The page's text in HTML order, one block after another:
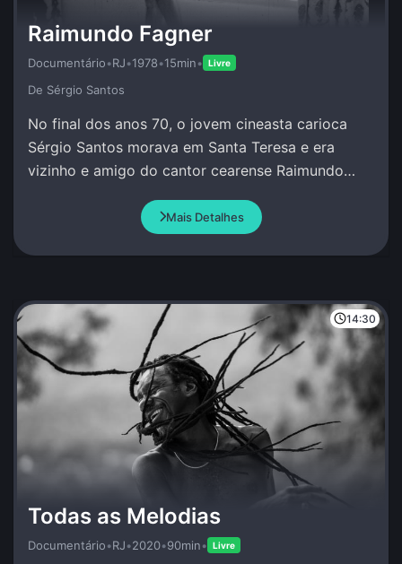
Raimundo Fagner
Documentário•RJ•1978•15min• Livre
De Sérgio Santos
No final dos anos 70, o jovem cineasta carioca
Sérgio Santos morava em Santa Teresa e era
vizinho e amigo do cantor cearense Raimundo
primeiros frutos de uma carreira sólida.
Mais Detalhes
14:30
Todas as Melodias
Documentário•RJ•2020•90min• Livre